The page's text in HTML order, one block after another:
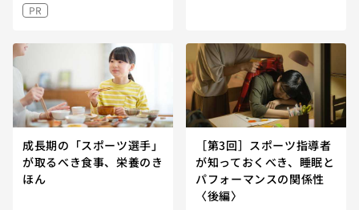
PR
成長期の「スポーツ選手」
が取るべき食事、栄養のき
ほん
［第3回］スポーツ指導者
が知っておくべき、睡眠と
パフォーマンスの関係性
〈後編〉